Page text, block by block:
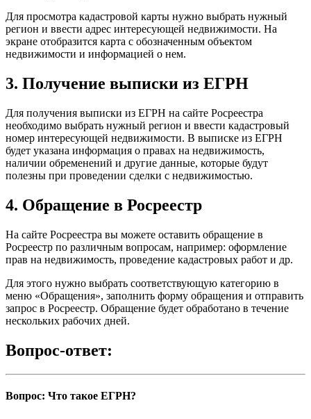
Для просмотра кадастровой карты нужно выбрать нужный
регион и ввести адрес интересующей недвижимости. На
экране отобразится карта с обозначенным объектом
недвижимости и информацией о нем.
3. Получение выписки из ЕГРН
Для получения выписки из ЕГРН на сайте Росреестра
необходимо выбрать нужный регион и ввести кадастровый
номер интересующей недвижимости. В выписке из ЕГРН
будет указана информация о правах на недвижимость,
наличии обременений и другие данные, которые будут
полезны при проведении сделки с недвижимостью.
4. Обращение в Росреестр
На сайте Росреестра вы можете оставить обращение в
Росреестр по различным вопросам, например: оформление
прав на недвижимость, проведение кадастровых работ и др.
Для этого нужно выбрать соответствующую категорию в
меню «Обращения», заполнить форму обращения и отправить
запрос в Росреестр. Обращение будет обработано в течение
нескольких рабочих дней.
Вопрос-ответ:
Вопрос: Что такое ЕГРН?